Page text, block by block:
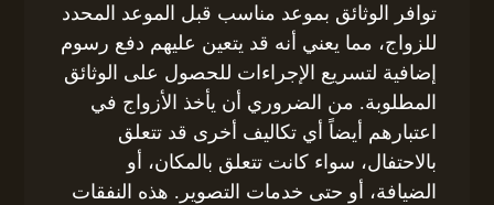
توافر الوثائق بموعد مناسب قبل الموعد المحدد
للزواج، مما يعني أنه قد يتعين عليهم دفع رسوم
إضافية لتسريع الإجراءات للحصول على الوثائق
المطلوبة. من الضروري أن يأخذ الأزواج في
اعتبارهم أيضاً أي تكاليف أخرى قد تتعلق
بالاحتفال، سواء كانت تتعلق بالمكان، أو
الضيافة، أو حتى خدمات التصوير. هذه النفقات